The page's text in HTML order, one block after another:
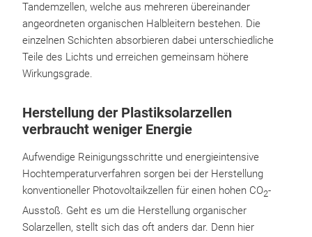
Tandemzellen, welche aus mehreren übereinander
angeordneten organischen Halbleitern bestehen. Die
einzelnen Schichten absorbieren dabei unterschiedliche
Teile des Lichts und erreichen gemeinsam höhere
Wirkungsgrade.
Herstellung der Plastiksolarzellen
verbraucht weniger Energie
Aufwendige Reinigungsschritte und energieintensive
Hochtemperaturverfahren sorgen bei der Herstellung
konventioneller Photovoltaikzellen für einen hohen CO2-
Ausstoß. Geht es um die Herstellung organischer
Solarzellen, stellt sich das oft anders dar. Denn hier